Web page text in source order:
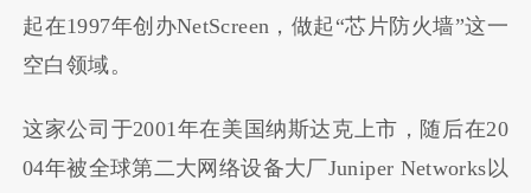
起在1997年创办NetScreen，做起“芯片防火墙”这一
空白领域。
这家公司于2001年在美国纳斯达克上市，随后在20
04年被全球第二大网络设备大厂Juniper Networks以